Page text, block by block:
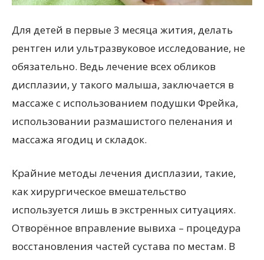
Для детей в первые 3 месяца жития, делать
рентген или ультразвуковое исследование, не
обязательно. Ведь лечение всех обликов
дисплазии, у такого малыша, заключается в
массаже с использованием подушки Фрейка,
использовании размашистого пеленания и
массажа ягодиц и складок.
Крайние методы лечения дисплазии, такие,
как хирургическое вмешательство
используется лишь в экстренных ситуациях.
Отворённое вправление вывиха – процедура
восстановления частей сустава по местам. В